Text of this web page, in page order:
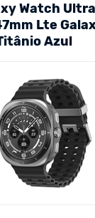
Watch
Lte
Azul